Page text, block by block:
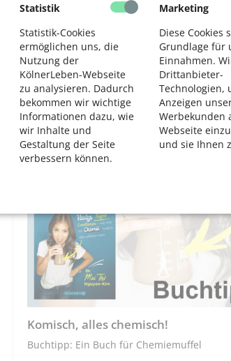
Statistik
Statistik-Cookies
ermöglichen uns, die
Nutzung der
KölnerLeben-Webseite
zu analysieren. Dadurch
bekommen wir wichtige
Informationen dazu, wie
wir Inhalte und
Gestaltung der Seite
verbessern können.
Marketing
Diese Cookies
Grundlage für
Einnahmen.
Drittanbieter-
Technologien,
Anzeigen
Werbekunden
Webseite
und sie Ihnen
Android-Smartphone
Buchtipp: Eine Anleitung Schritt für Schritt
Komisch, alles chemisch!
Buchtipp: Ein Buch für Chemiemuffel